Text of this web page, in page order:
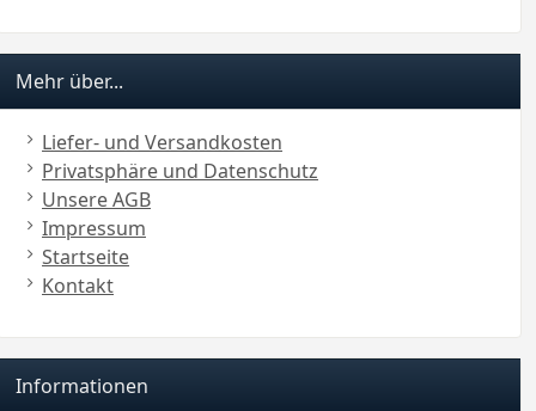
Mehr über...
Liefer- und Versandkosten
Privatsphäre und Datenschutz
Unsere AGB
Impressum
Startseite
Kontakt
Informationen